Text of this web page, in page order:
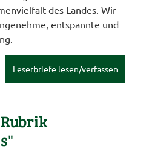
des Landes. Wir
entspannte und
Leserbriefe lesen/verfassen